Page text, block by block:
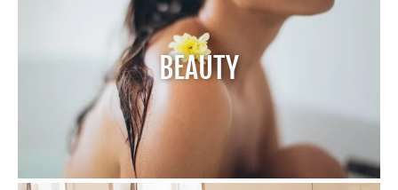
BEAUTY